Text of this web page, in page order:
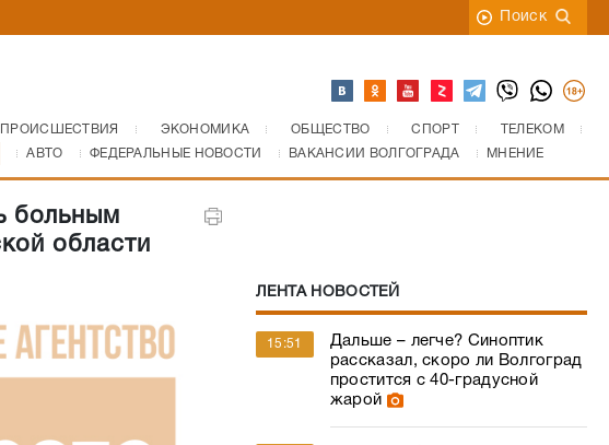
Поиск
ПРОИСШЕСТВИЯ ЭКОНОМИКА ОБЩЕСТВО СПОРТ
ТЕЛЕКОМ
АВТО ФЕДЕРАЛЬНЫЕ НОВОСТИ ВАКАНСИИ ВОЛГОГРАДА МНЕНИЕ
больным
области
ЛЕНТА НОВОСТЕЙ
15:51
Дальше – легче? Синоптик
рассказал, скоро ли Волгоград
простится с 40-градусной
жарой